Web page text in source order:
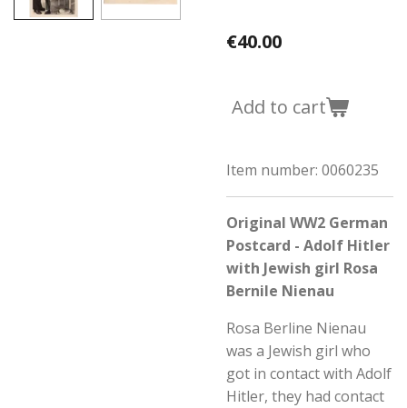
€40.00
Add to cart
Item number: 0060235
Original WW2 German
Postcard - Adolf Hitler
with Jewish girl Rosa
Bernile Nienau
Rosa Berline Nienau
was a Jewish girl who
got in contact with Adolf
Hitler, they had contact